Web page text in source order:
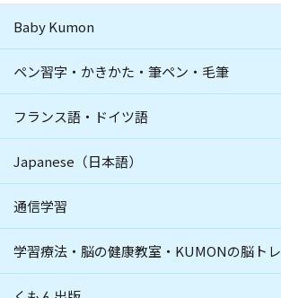
Baby Kumon
ペン習字・かきかた・筆ペン・毛筆
フランス語・ドイツ語
Japanese（日本語）
通信学習
学習療法・脳の健康教室・KUMONの脳トレ